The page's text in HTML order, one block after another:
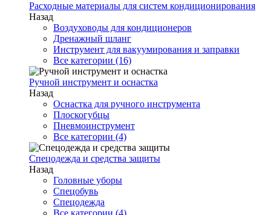
Расходные материалы для систем кондиционирования
Назад
Воздуховоды для кондиционеров
Дренажный шланг
Инструмент для вакуумирования и заправки
Все категории (16)
Ручной инструмент и оснастка
Назад
Оснастка для ручного инструмента
Плоскогубцы
Пневмоинструмент
Все категории (4)
Спецодежда и средства защиты
Назад
Головные уборы
Спецобувь
Спецодежда
Все категории (4)